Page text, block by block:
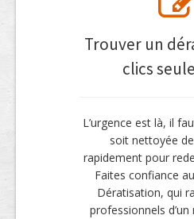
Trouver un
clics
L’urgence est là, il
soit nettoyée
rapidement pour
Faites confiance
Dératisation, qui
professionnels